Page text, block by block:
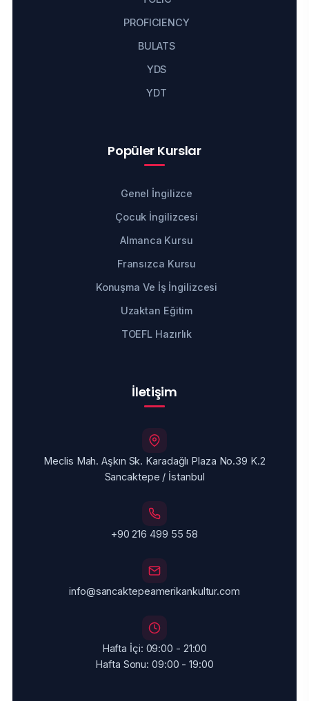
PROFICIENCY
BULATS
YDS
YDT
Popüler Kurslar
Genel İngilizce
Çocuk İngilizcesi
Almanca Kursu
Fransızca Kursu
Konuşma Ve İş İngilizcesi
Uzaktan Eğitim
TOEFL Hazırlık
İletişim
Meclis Mah. Aşkın Sk. Karadağlı Plaza No.39 K.2
Sancaktepe / İstanbul
+90 216 499 55 58
info@sancaktepeamerikankultur.com
Hafta İçi: 09:00 - 21:00
Hafta Sonu: 09:00 - 19:00